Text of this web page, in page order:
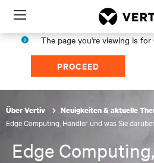
Menu
The page you're viewing is for
PROCEED
Über Vertiv Neuigkeiten & aktuelle
Edge Computing, Händler und was Sie
Edge